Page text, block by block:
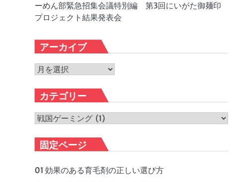
ーめん部緊急招集会議特別編 第3回にいがた御麺印
プロジェクト結果発表会
アーカイブ
ア
カ
イ
ブ
カテゴリー
カ
ゴ
リ
ー
固定ページ
01 効果のある育毛剤の正しい選び方